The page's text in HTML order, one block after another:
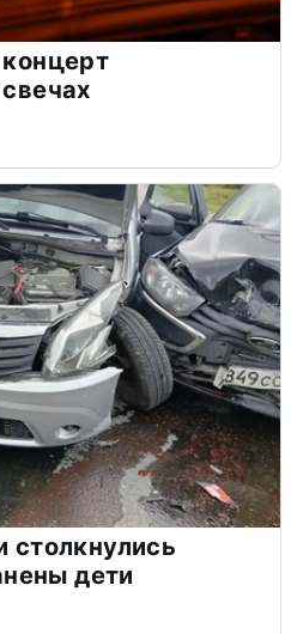
столкнулись
дети